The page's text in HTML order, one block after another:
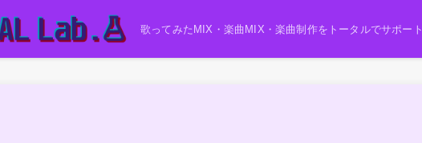
歌ってみたMIX・楽曲MIX・楽曲制作をトータルでサポート